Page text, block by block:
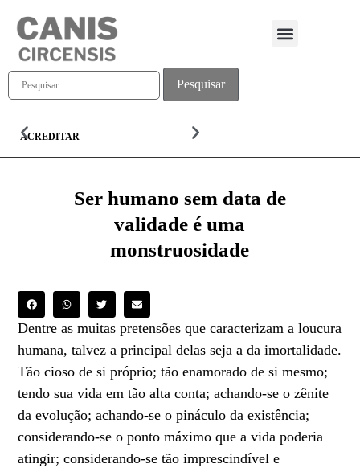
ACREDITAR
Ser humano sem data de
validade é uma
monstruosidade
Dentre as muitas pretensões que caracterizam a loucura
humana, talvez a principal delas seja a da imortalidade.
Tão cioso de si próprio; tão enamorado de si mesmo;
tendo sua vida em tão alta conta; achando-se o zênite
da evolução; achando-se o pináculo da existência;
considerando-se o ponto máximo que a vida poderia
atingir; considerando-se tão imprescindível e